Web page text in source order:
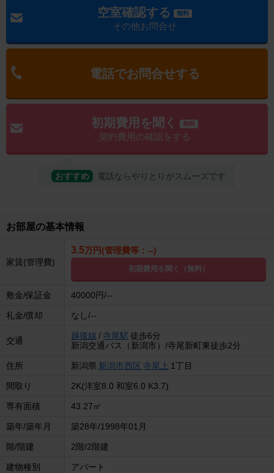
空室確認する 無料
その他お問合せ
電話でお問合せする
初期費用を聞く 無料
契約費用の確認をする
おすすめ 電話ならやりとりがスムーズです
お部屋の基本情報
家賃(管理費)
3.5万円(管理費等：--)
初期費用を聞く（無料）
敷金/保証金 40000円/--
礼金/償却 なし/--
交通 越後線 /寺尾駅 徒歩6分
新潟交通バス（新潟市）/寺尾新町東徒歩2分
住所 新潟県 新潟市西区 寺尾上 1丁目
間取り 2K(洋室8.0 和室6.0 K3.7)
専有面積 43.27㎡
築年/築年月 築28年/1998年01月
階/階建 2階/2階建
建物種別 アパート